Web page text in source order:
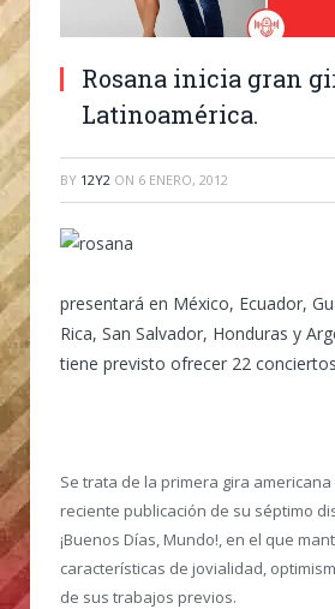
Rosana inicia gran
Latinoamérica.
BY 12Y2 ON 6 ENERO, 2012
presentará en México, Ecuador,
Rica, San Salvador, Honduras y
tiene previsto ofrecer 22
Se trata de la primera gira
reciente publicación de su séptimo
¡Buenos Días, Mundo!, en el que
características de jovialidad,
de sus trabajos previos.